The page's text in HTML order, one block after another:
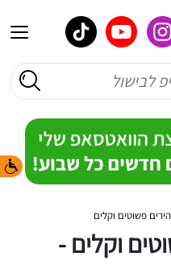
פשוטים וקלים
וקלים -